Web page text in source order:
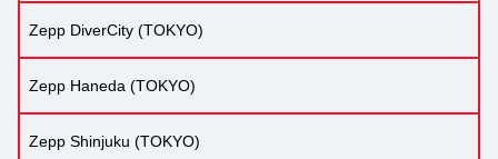
Zepp DiverCity (TOKYO)
Zepp Haneda (TOKYO)
Zepp Shinjuku (TOKYO)